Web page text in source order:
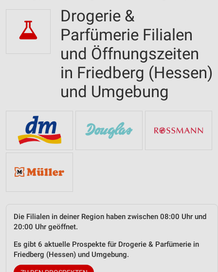
Drogerie &
Parfümerie Filialen
und Öffnungszeiten
in Friedberg (Hessen)
und Umgebung
Die Filialen in deiner Region haben zwischen 08:00 Uhr und
20:00 Uhr geöffnet.
Es gibt 6 aktuelle Prospekte für Drogerie & Parfümerie in
Friedberg (Hessen) und Umgebung.